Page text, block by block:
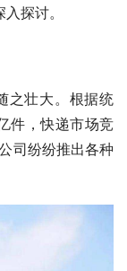
探讨。
之壮大。根据统
件，快递市场竞
司纷纷推出各种